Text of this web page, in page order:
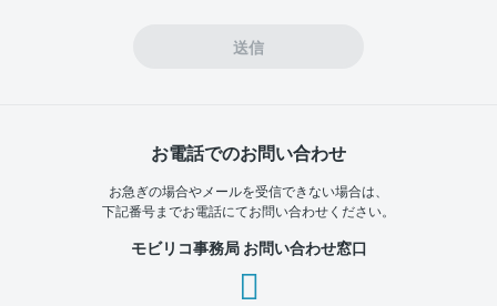
送信
お電話でのお問い合わせ
お急ぎの場合やメールを受信できない場合は、
下記番号までお電話にてお問い合わせください。
モビリコ事務局 お問い合わせ窓口